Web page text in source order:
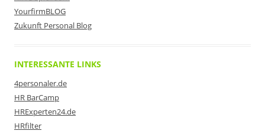
YourfirmBLOG
Zukunft Personal Blog
INTERESSANTE LINKS
4personaler.de
HR BarCamp
HRExperten24.de
HRfilter